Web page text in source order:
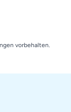
vorbehalten.